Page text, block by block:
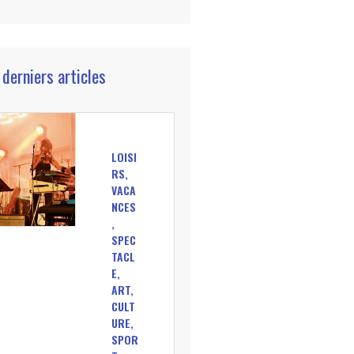
articles
LOISI
RS,
VACA
NCES
,
SPEC
TACL
E,
ART,
CULT
URE,
SPOR